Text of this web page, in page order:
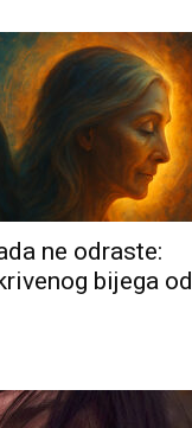
ne odraste:
bijega od